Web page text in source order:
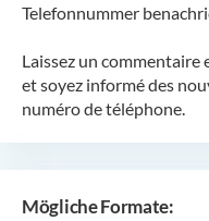
Telefonnummer
Laissez un
et soyez informé des
numéro de téléphone.
Mögliche Formate: